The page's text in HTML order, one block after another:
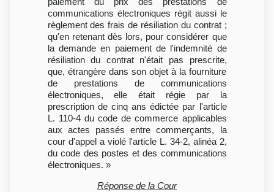
communications électroniques régit aussi le
règlement des frais de résiliation du contrat ;
qu'en retenant dès lors, pour considérer que
la demande en paiement de l'indemnité de
résiliation du contrat n'était pas prescrite,
que, étrangère dans son objet à la fourniture
de prestations de communications
électroniques, elle était régie par la
prescription de cinq ans édictée par l'article
L. 110-4 du code de commerce applicables
aux actes passés entre commerçants, la
cour d'appel a violé l'article L. 34-2, alinéa 2,
du code des postes et des communications
électroniques. »
Réponse de la Cour